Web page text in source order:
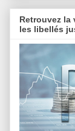
Retrouvez la
les libellés